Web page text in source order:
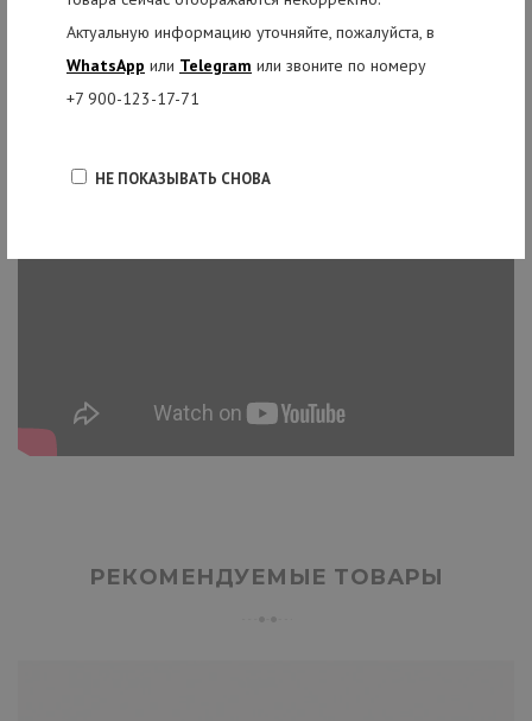
Актуальную информацию уточняйте, пожалуйста, в
WhatsApp или Telegram или звоните по номеру
+7 900-123-17-71
НЕ ПОКАЗЫВАТЬ СНОВА
РЕКОМЕНДУЕМЫЕ ТОВАРЫ